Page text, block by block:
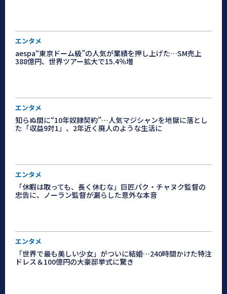
エンタメ
aespa“東京ドーム級”の人気が業績を押し上げた…SM売上
388億円、世界ツアー拡大で15.4％増
エンタメ
知らぬ間に“10年奴隷契約”…人気マジシャンを地獄に落とし
た「収益9対1」、2年近く廃人のような生活に
エンタメ
「休暇は取っても、長く休むな」巨匠パク・チャヌク監督の
忠告に、ノーラン監督が漏らした意外な本音
エンタメ
「世界で最も美しい少女」がついに結婚…240時間かけた特注
ドレス＆100億円の大豪邸挙式に驚き